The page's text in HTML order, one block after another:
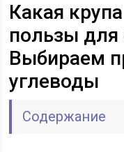
Какая
пользы для
Выбираем
углеводы
Содержание